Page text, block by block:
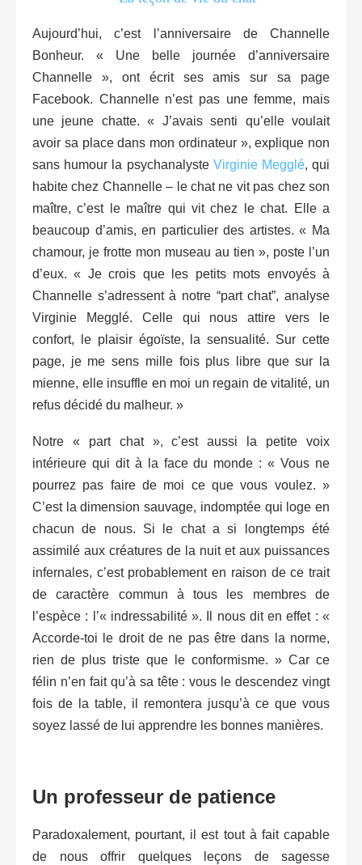
Aujourd’hui, c’est l’anniversaire de Channelle
Bonheur. « Une belle journée d’anniversaire
Channelle », ont écrit ses amis sur sa page
Facebook. Channelle n’est pas une femme, mais
une jeune chatte. « J’avais senti qu’elle voulait
avoir sa place dans mon ordinateur », explique non
sans humour la psychanalyste Virginie Megglé, qui
habite chez Channelle – le chat ne vit pas chez son
maître, c’est le maître qui vit chez le chat. Elle a
beaucoup d’amis, en particulier des artistes. « Ma
chamour, je frotte mon museau au tien », poste l’un
d’eux. « Je crois que les petits mots envoyés à
Channelle s’adressent à notre “part chat”, analyse
Virginie Megglé. Celle qui nous attire vers le
confort, le plaisir égoïste, la sensualité. Sur cette
page, je me sens mille fois plus libre que sur la
mienne, elle insuffle en moi un regain de vitalité, un
refus décidé du malheur. »
Notre « part chat », c’est aussi la petite voix
intérieure qui dit à la face du monde : « Vous ne
pourrez pas faire de moi ce que vous voulez. »
C’est la dimension sauvage, indomptée qui loge en
chacun de nous. Si le chat a si longtemps été
assimilé aux créatures de la nuit et aux puissances
infernales, c’est probablement en raison de ce trait
de caractère commun à tous les membres de
l’espèce : l’« indressabilité ». Il nous dit en effet : «
Accorde-toi le droit de ne pas être dans la norme,
rien de plus triste que le conformisme. » Car ce
félin n’en fait qu’à sa tête : vous le descendez vingt
fois de la table, il remontera jusqu’à ce que vous
soyez lassé de lui apprendre les bonnes manières.
Un professeur de patience
Paradoxalement, pourtant, il est tout à fait capable
de nous offrir quelques leçons de sagesse